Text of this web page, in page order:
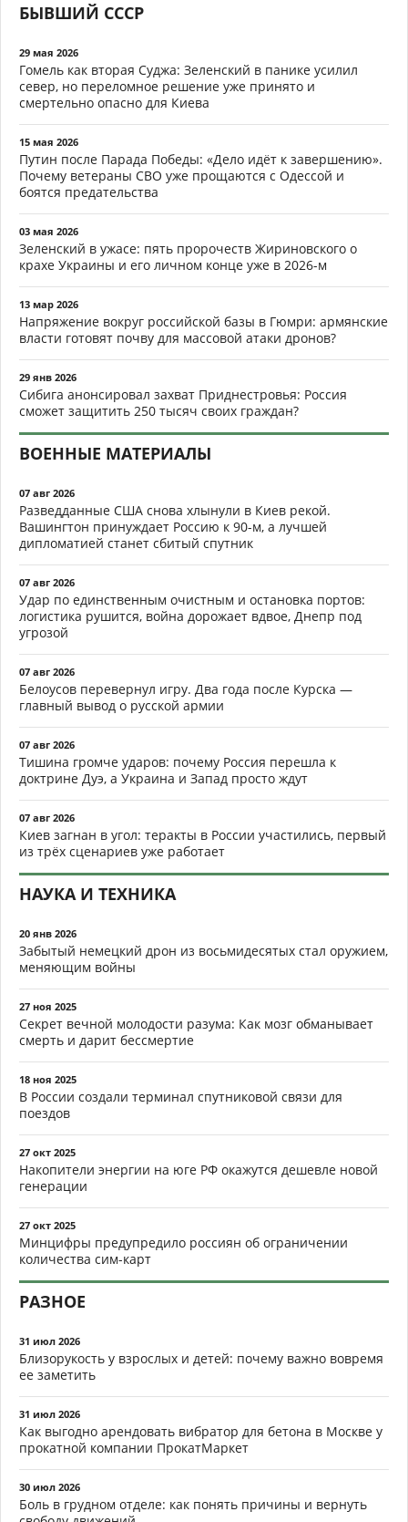
БЫВШИЙ СССР
29 мая 2026
Гомель как вторая Суджа: Зеленский в панике усилил
север, но переломное решение уже принято и
смертельно опасно для Киева
15 мая 2026
Путин после Парада Победы: «Дело идёт к завершению».
Почему ветераны СВО уже прощаются с Одессой и
боятся предательства
03 мая 2026
Зеленский в ужасе: пять пророчеств Жириновского о
крахе Украины и его личном конце уже в 2026-м
13 мар 2026
Напряжение вокруг российской базы в Гюмри: армянские
власти готовят почву для массовой атаки дронов?
29 янв 2026
Сибига анонсировал захват Приднестровья: Россия
сможет защитить 250 тысяч своих граждан?
ВОЕННЫЕ МАТЕРИАЛЫ
07 авг 2026
Разведданные США снова хлынули в Киев рекой.
Вашингтон принуждает Россию к 90-м, а лучшей
дипломатией станет сбитый спутник
07 авг 2026
Удар по единственным очистным и остановка портов:
логистика рушится, война дорожает вдвое, Днепр под
угрозой
07 авг 2026
Белоусов перевернул игру. Два года после Курска —
главный вывод о русской армии
07 авг 2026
Тишина громче ударов: почему Россия перешла к
доктрине Дуэ, а Украина и Запад просто ждут
07 авг 2026
Киев загнан в угол: теракты в России участились, первый
из трёх сценариев уже работает
НАУКА И ТЕХНИКА
20 янв 2026
Забытый немецкий дрон из восьмидесятых стал оружием,
меняющим войны
27 ноя 2025
Секрет вечной молодости разума: Как мозг обманывает
смерть и дарит бессмертие
18 ноя 2025
В России создали терминал спутниковой связи для
поездов
27 окт 2025
Накопители энергии на юге РФ окажутся дешевле новой
генерации
27 окт 2025
Минцифры предупредило россиян об ограничении
количества сим-карт
РАЗНОЕ
31 июл 2026
Близорукость у взрослых и детей: почему важно вовремя
ее заметить
31 июл 2026
Как выгодно арендовать вибратор для бетона в Москве у
прокатной компании ПрокатМаркет
30 июл 2026
Боль в грудном отделе: как понять причины и вернуть